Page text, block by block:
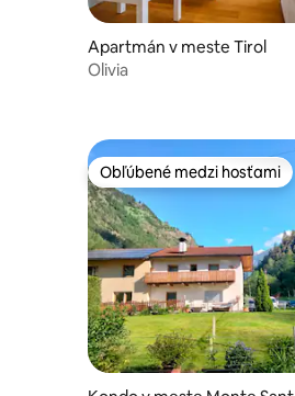
Apartmán v meste Tirol
Olivia
Obľúbené medzi hosťami
Obľúbené medzi hosťami